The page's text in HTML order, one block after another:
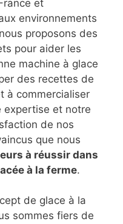
et
environnements
proposons des
pour aider les
machine à glace
des recettes de
à commercialiser
expertise et notre
de nos
que nous
à réussir dans
à la ferme.
de glace à la
sommes fiers de